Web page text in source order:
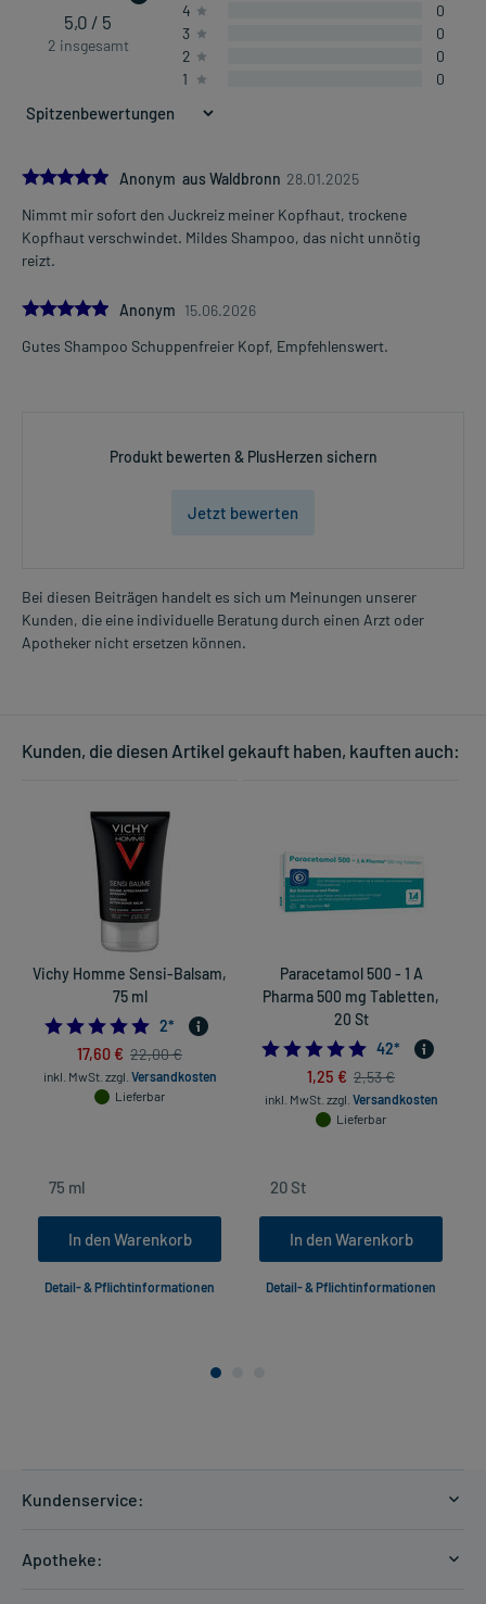
5,0 / 5
2 insgesamt
4
0
3
0
2
0
1
0
5.0Anonym aus Waldbronn 28.01.2025
Nimmt mir sofort den Juckreiz meiner Kopfhaut, trockene
Kopfhaut verschwindet. Mildes Shampoo, das nicht unnötig
reizt.
5.0Anonym 15.06.2026
Gutes Shampoo Schuppenfreier Kopf, Empfehlenswert.
Produkt bewerten & PlusHerzen sichern
Jetzt bewerten
Bei diesen Beiträgen handelt es sich um Meinungen unserer
Kunden, die eine individuelle Beratung durch einen Arzt oder
Apotheker nicht ersetzen können.
Kunden, die diesen Artikel gekauft haben, kauften auch:
Vichy Homme Sensi-Balsam,
75 ml
5.0
2*
17,60 € 22,00 €
inkl. MwSt. zzgl. Versandkosten
Lieferbar
In den Warenkorb
Detail- & Pflichtinformationen
Paracetamol 500 - 1 A
Pharma 500 mg Tabletten,
20 St
42*
1,25 € 2,53 €
inkl. MwSt. zzgl. Versandkosten
Lieferbar
In den Warenkorb
Detail- & Pflichtinformationen
Kundenservice:
Apotheke: